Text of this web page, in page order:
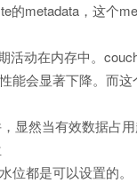
的metadata，这个
活动在内存中。
能会显著下降。而
显然当有效数据占
位都是可以设置的。